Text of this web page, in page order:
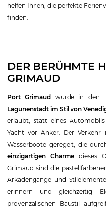
helfen Ihnen, die perfekte
finden.
DER BERÜHMTE
GRIMAUD
Port Grimaud wurde in den
Lagunenstadt im Stil von
erlaubt, statt eines
Yacht vor Anker. Der
Wasserboote geregelt, die
einzigartigen Charmedieses
Grimaud sind die
Arkadengänge und
erinnern und gleichzeitig
provenzalischen Baustil